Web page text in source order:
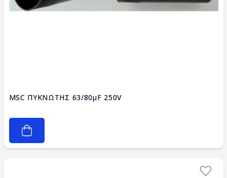
MSC ΠΥΚΝΩΤΗΣ 63/80μF 250V